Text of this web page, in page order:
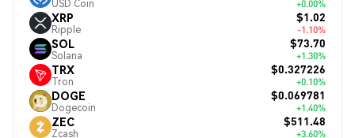
USD Coin +0.00%
XRP
Ripple
$1.02
-1.10%
SOL
Solana
$73.70
+1.30%
TRX
Tron
$0.327226
+0.10%
DOGE
Dogecoin
$0.069781
+1.40%
ZEC
Zcash
$511.48
+3.60%